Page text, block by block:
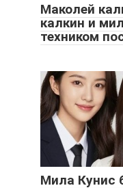
Маколей
калкин и
техником
Мила Кунис